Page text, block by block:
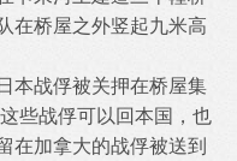
在桥屋之外竖起九米高
战俘被关押在桥屋集
些战俘可以回本国，也
在加拿大的战俘被送到